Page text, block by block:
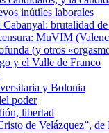
inútiles laborales
Cabanyal: brutalidad
MuVIM
(y otros
y el Valle de Franco
y Bolonia
poder
libertad
de Velázquez”,